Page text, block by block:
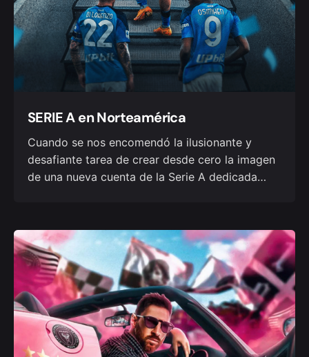
SERIE A en Norteamérica
Cuando se nos encomendó la ilusionante y
desafiante tarea de crear desde cero la imagen
de una nueva cuenta de la Serie A dedicada…